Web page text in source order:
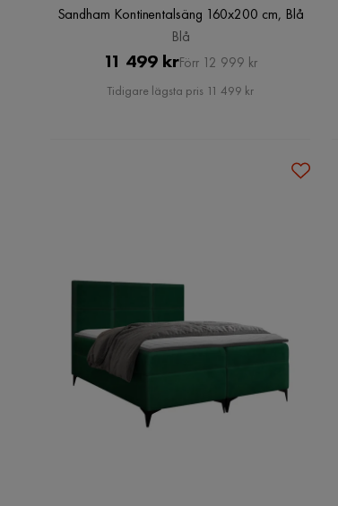
Sandham Kontinentalsäng 160x200 cm, Blå
Blå
Pris
11 499 krOriginal
Pris
Förr 12 999 kr
Tidigare lägsta pris 11 499 kr